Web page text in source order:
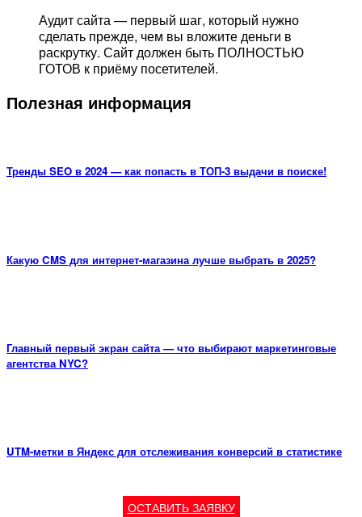
Аудит сайта — первый шаг, который нужно
сделать прежде, чем вы вложите деньги в
раскрутку. Сайт должен быть ПОЛНОСТЬЮ
ГОТОВ к приёму посетителей.
Полезная информация
Тренды SEO в 2024 — как попасть в ТОП-3 выдачи в поиске!
Какую CMS для интернет-магазина лучше выбрать в 2025?
Главный первый экран сайта — что выбирают маркетинговые
агентства NYC?
UTM-метки в Яндекс для отслеживания конверсий в статистике
ОСТАВИТЬ ЗАЯВКУ